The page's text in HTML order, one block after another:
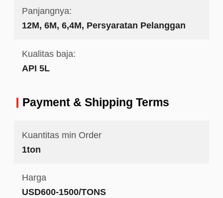
Panjangnya:
12M, 6M, 6,4M, Persyaratan Pelanggan
Kualitas baja:
API 5L
Payment & Shipping Terms
Kuantitas min Order
1ton
Harga
USD600-1500/TONS